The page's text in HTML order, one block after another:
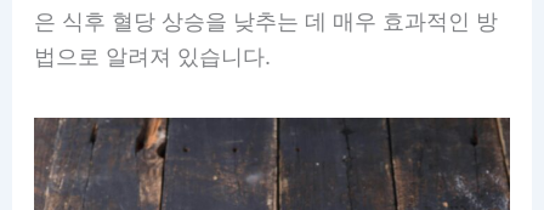
은 식후 혈당 상승을 낮추는 데 매우 효과적인 방
법으로 알려져 있습니다.